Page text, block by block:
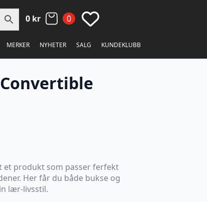
0 kr 0
MERKER NYHETER SALG KUNDEKLUBB
et produkt som passer ferfekt
Her får du både bukse og
lær-livsstil.